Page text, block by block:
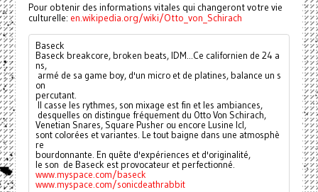
Pour obtenir des informations vitales qui changeront votre vie
culturelle: en.wikipedia.org/wiki/Otto_von_Schirach
Baseck
Baseck breakcore, broken beats, IDM...Ce californien de 24 a
ns,
on
percutant.
Il casse les rythmes, son mixage est fin et les ambiances,
desquelles on distingue fréquement du Otto Von Schirach,
Venetian Snares, Square Pusher ou encore Lusine Icl,
sont colorées et variantes. Le tout baigne dans une atmosphè
re
bourdonnante. En quête d'expériences et d'originalité,
le son  de Baseck est provocateur et perfectionné.
www.myspace.com/baseck
www.myspace.com/sonicdeathrabbit